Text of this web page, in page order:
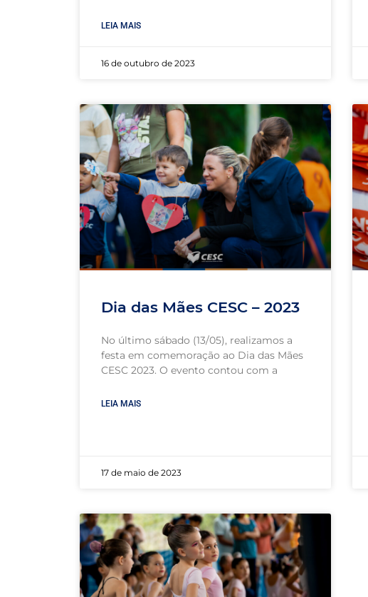
LEIA MAIS
16 de outubro de 2023
Dia das Mães CESC – 2023
No último sábado (13/05), realizamos a
festa em comemoração ao Dia das Mães
CESC 2023. O evento contou com a
LEIA MAIS
17 de maio de 2023